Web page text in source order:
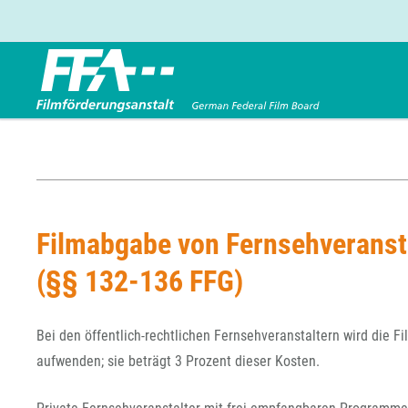
Kinoförderung
Folgevorhaben aus BKM-Preismitteln
Förderprogramm Filmerbe
Stellenangebote
Referendariat
Vergabebekanntmachung
Filmabgabe von
(§§ 132-136 FFG)
Bei den öffentlich-rechtlichen Fernsehveranstaltern wird die
aufwenden; sie beträgt 3 Prozent dieser Kosten.